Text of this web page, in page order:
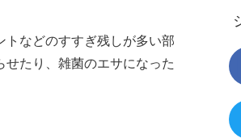
などのすすぎ残しが多い部
たり、雑菌のエサになった